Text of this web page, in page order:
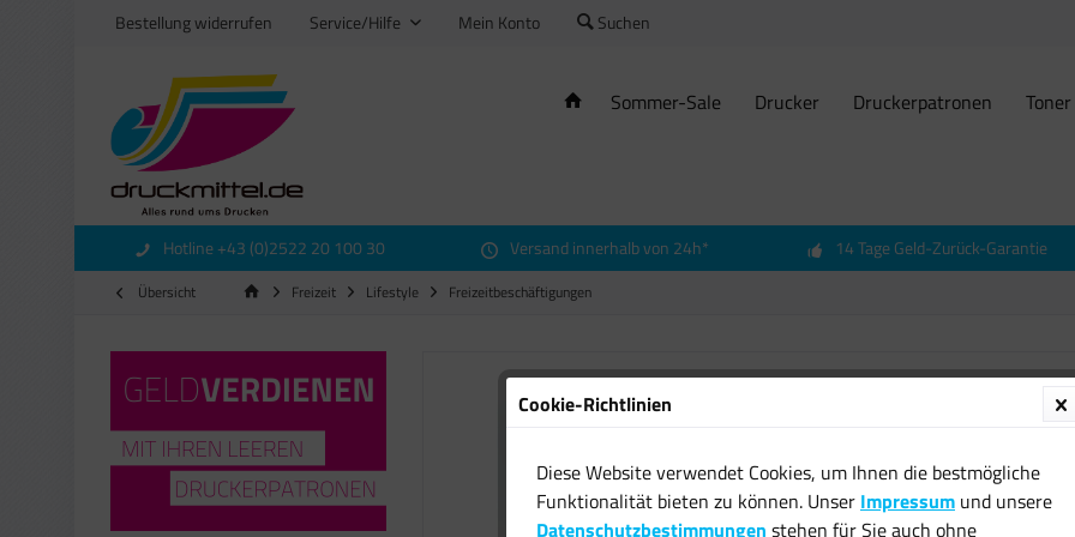
Bestellung widerrufen Service/Hilfe Mein Konto Suchen
Sommer-Sale Drucker Druckerpatronen Toner
Hotline +43 (0)2522 20 100 30 Versand innerhalb von 24h* 14 Tage Geld-Zurück-Garantie
Übersicht Freizeit Lifestyle Freizeitbeschäftigungen
cm -
Cookie-Richtlinien
Diese Website verwendet Cookies, um Ihnen die bestmögliche
Funktionalität bieten zu können. Unser Impressum und unsere
Datenschutzbestimmungen stehen für Sie auch ohne